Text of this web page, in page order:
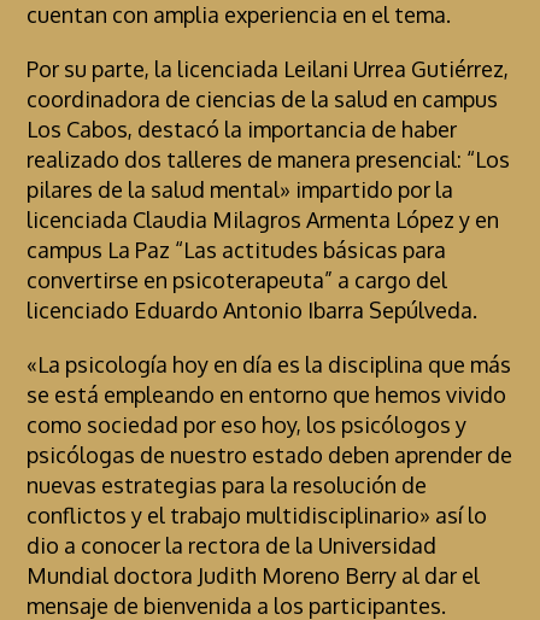
cuentan con amplia experiencia en el tema.
Por su parte, la licenciada Leilani Urrea Gutiérrez,
coordinadora de ciencias de la salud en campus
Los Cabos, destacó la importancia de haber
realizado dos talleres de manera presencial: “Los
pilares de la salud mental» impartido por la
licenciada Claudia Milagros Armenta López y en
campus La Paz “Las actitudes básicas para
convertirse en psicoterapeuta” a cargo del
licenciado Eduardo Antonio Ibarra Sepúlveda.
«La psicología hoy en día es la disciplina que más
se está empleando en entorno que hemos vivido
como sociedad por eso hoy, los psicólogos y
psicólogas de nuestro estado deben aprender de
nuevas estrategias para la resolución de
conflictos y el trabajo multidisciplinario» así lo
dio a conocer la rectora de la Universidad
Mundial doctora Judith Moreno Berry al dar el
mensaje de bienvenida a los participantes.